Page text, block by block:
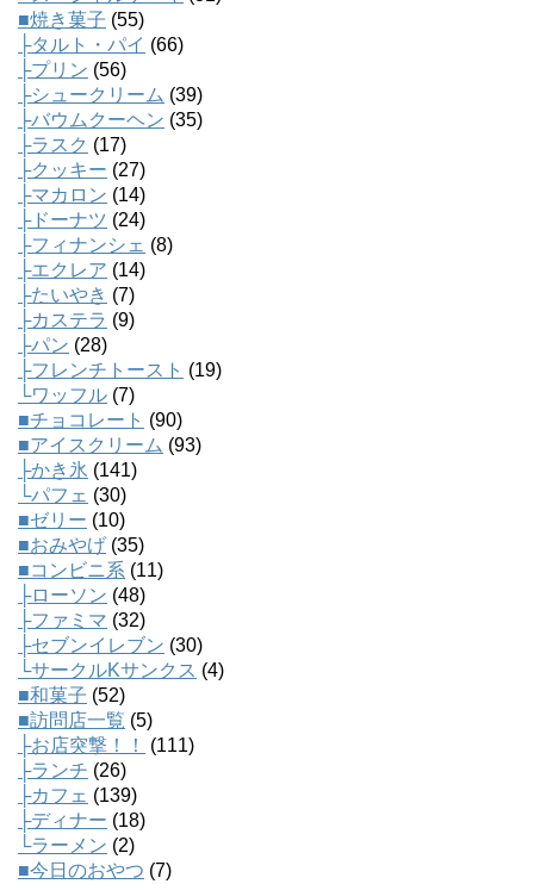
■焼き菓子 (55)
├タルト・パイ (66)
├プリン (56)
├シュークリーム (39)
├バウムクーヘン (35)
├ラスク (17)
├クッキー (27)
├マカロン (14)
├ドーナツ (24)
├フィナンシェ (8)
├エクレア (14)
├たいやき (7)
├カステラ (9)
├パン (28)
├フレンチトースト (19)
└ワッフル (7)
■チョコレート (90)
■アイスクリーム (93)
├かき氷 (141)
└パフェ (30)
■ゼリー (10)
■おみやげ (35)
■コンビニ系 (11)
├ローソン (48)
├ファミマ (32)
├セブンイレブン (30)
└サークルKサンクス (4)
■和菓子 (52)
■訪問店一覧 (5)
├お店突撃！！
(111)
├ランチ (26)
├カフェ (139)
├ディナー (18)
└ラーメン (2)
■今日のおやつ (7)